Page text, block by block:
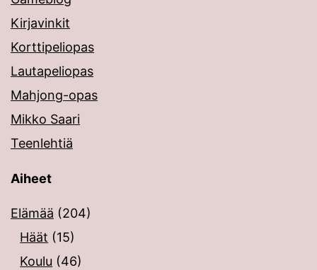
Kirjavinkit
Korttipeliopas
Lautapeliopas
Mahjong-opas
Mikko Saari
Teenlehtiä
Aiheet
Elämää (204)
Häät (15)
Koulu (46)